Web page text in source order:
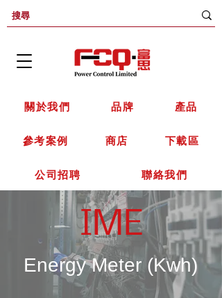
關於我們 品牌 產品
參考案例 商店 下載區
公司招聘 聯絡我們
IME
Energy Meter (Kwh)